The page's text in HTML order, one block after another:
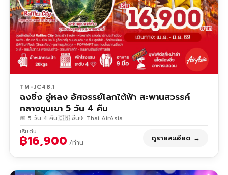
TM-JC48.1
ฉงชิ่ง อู่หลง อัศจรรย์โลกใต้ฟ้า สะพานสวรรค์
กลางขุนเขา 5 วัน 4 คืน
📅 5 วัน 4 คืน🇨🇳 จีน✈ Thai AirAsia
เริ่มต้น
฿16,900 /ท่าน ดูรายละเอียด →